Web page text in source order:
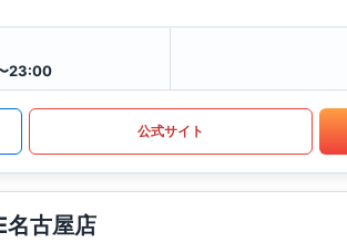
23:00
公式サイト
名古屋店